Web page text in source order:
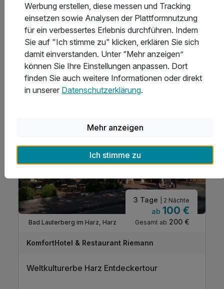
Hotelbewertung
4.7 + 5 +
1 von 1 Hotels dieser Kette
Bad Lauterberg im Harz, Harz
3 Tage | 2 Nächte
ab 100 €
Gesamt ab 200 €
KomfortHotel & Restaurant Riemann
Weltkulturerbe Harz Entdeckertour
Werbung erstellen, diese messen und Tracking
einsetzen sowie Analysen der Plattformnutzung
für ein verbessertes Erlebnis durchführen. Indem
Sie auf "Ich stimme zu" klicken, erklären Sie sich
damit einverstanden. Unter “Mehr anzeigen”
können Sie Ihre Einstellungen anpassen. Dort
finden Sie auch weitere Informationen oder direkt
in unserer Datenschutzerklärung.
Mehr anzeigen
Ich stimme zu